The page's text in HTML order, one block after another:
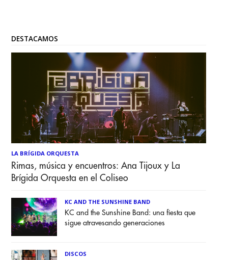
DESTACAMOS
LA BRÍGIDA ORQUESTA
Rimas, música y encuentros: Ana Tijoux y La
Brígida Orquesta en el Coliseo
KC AND THE SUNSHINE BAND
KC and the Sunshine Band: una fiesta que
sigue atravesando generaciones
DISCOS